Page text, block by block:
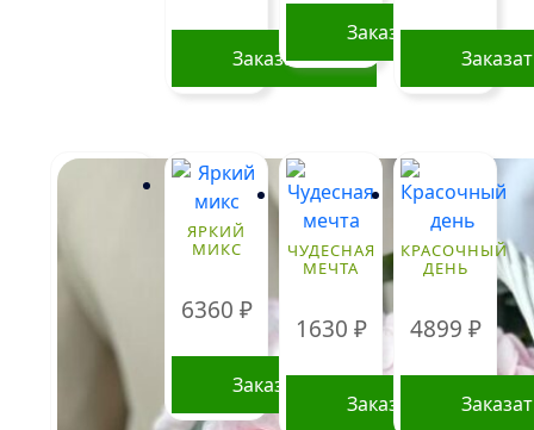
Заказать
Заказать
ЯРКИЙ
МИКС
6360 ₽
Заказать
ЧУДЕСНАЯ
МЕЧТА
1630 ₽
Заказать
КРАСОЧНЫЙ
ДЕНЬ
4899 ₽